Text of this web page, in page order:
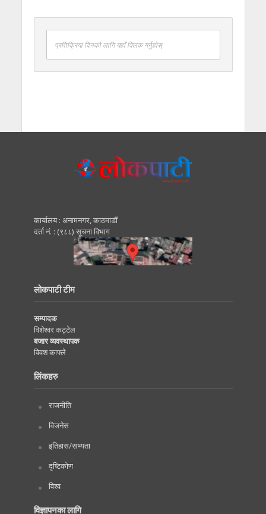
प्रतिक्रिया दिनको लागि यहाँ क्लिक गर्नुहोस्
कार्यालय : अनामनगर, काठमाडाैं
दर्ता नं. : (९८८) सूचना विभाग
लोकपाटी टीम
सम्पादक
विशेश्वर कट्टेल
बजार व्यवस्थापक
विवश काफ्ले
लिंकहरु
राजनीति
विजनेस
इतिहास/सभ्यता
दृष्टिकोण
विश्व
विज्ञापनका लागि